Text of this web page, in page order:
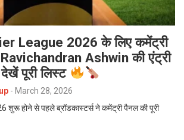
League 2026 के लिए कमेंट्री
Ashwin की एंट्री
पूरी लिस्ट
- March 28, 2026
शुरू होने से पहले ब्रॉडकास्टर्स ने कमेंट्री पैनल की पूरी
o
k
s
A
p
t
e
r